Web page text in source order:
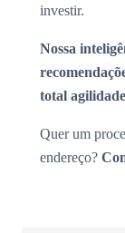
investir.
Nossa
total
Quer um
endereço?